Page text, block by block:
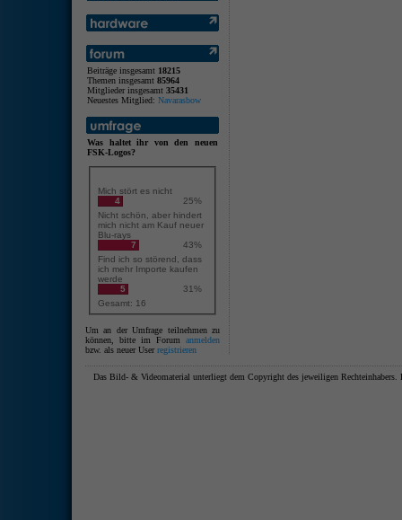
Beiträge insgesamt 18215
Themen insgesamt 85964
Mitglieder insgesamt 35431
Neuestes Mitglied: Navarasbow
Was haltet ihr von den neuen
FSK-Logos?
Mich stört es nicht
4
25%
Nicht schön, aber hindert
mich nicht am Kauf neuer
Blu-rays
7
43%
Find ich so störend, dass
ich mehr Importe kaufen
werde
5
31%
Gesamt: 16
Um an der Umfrage teilnehmen zu
können, bitte im Forum anmelden
bzw. als neuer Userregistrieren
Das Bild- & Videomaterial unterliegt dem Copyright des jeweiligen